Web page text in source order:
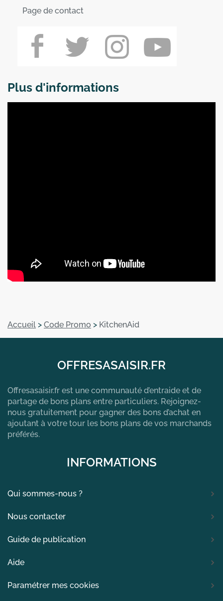
Page de contact
Plus d'informations
Accueil > Code Promo > KitchenAid
OFFRESASAISIR.FR
Offresasaisir.fr est une communauté d’entraide et de
partage de bons plans entre particuliers. Rejoignez-
nous gratuitement pour gagner des bons d’achat en
ajoutant à votre tour les bons plans de vos marchands
préférés.
INFORMATIONS
Qui sommes-nous ?
Nous contacter
Guide de publication
Aide
Paramétrer mes cookies